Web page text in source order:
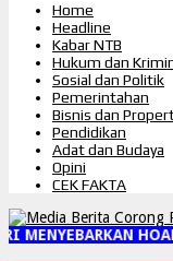
Home
Headline
Kabar NTB
Hukum dan
Sosial dan Politik
Pemerintahan
Bisnis dan
Pendidikan
Adat dan Budaya
Opini
CEK FAKTA
MENYEBARKAN